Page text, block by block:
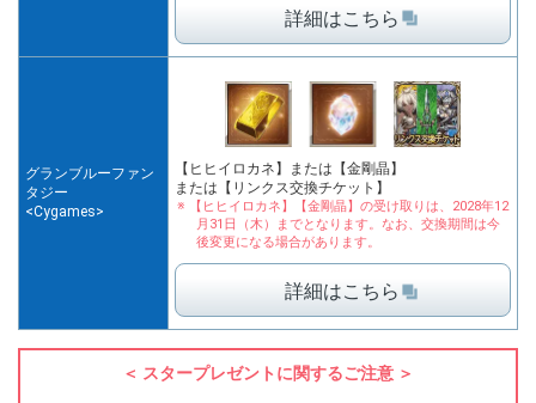
詳細はこちら
グランブルーファン
タジー
<Cygames>
【ヒヒイロカネ】または【金剛晶】
または【リンクス交換チケット】
【ヒヒイロカネ】【金剛晶】の受け取りは、 2028年12
月31日（木）までとなります。 なお、交換期間は今
後変更になる場合があります。
詳細はこちら
スタープレゼントに関するご注意